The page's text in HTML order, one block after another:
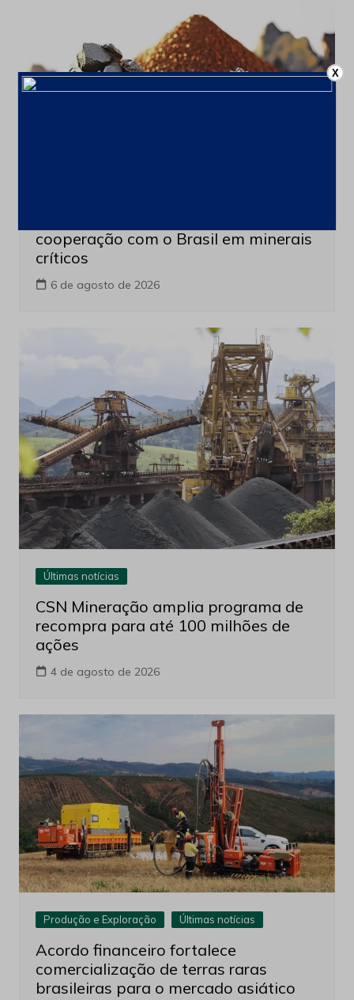
cooperação com o Brasil em minerais
críticos
6 de agosto de 2026
Últimas notícias
CSN Mineração amplia programa de
recompra para até 100 milhões de
ações
4 de agosto de 2026
Produção e Exploração Últimas notícias
Acordo financeiro fortalece
comercialização de terras raras
brasileiras para o mercado asiático
X